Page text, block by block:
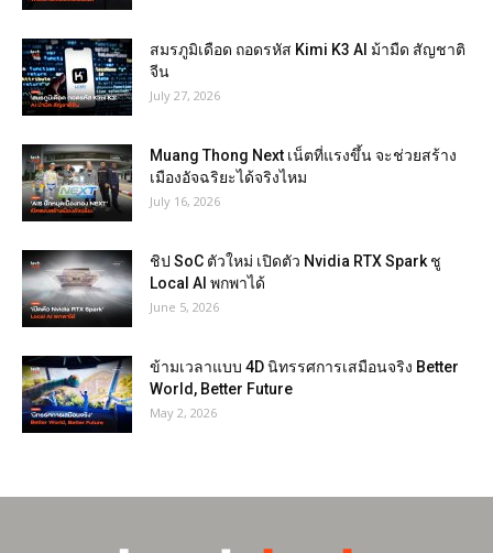
สมรภูมิเดือด ถอดรหัส Kimi K3 AI ม้ามืด สัญชาติ
จีน
July 27, 2026
Muang Thong Next เน็ตที่แรงขึ้น จะช่วยสร้าง
เมืองอัจฉริยะได้จริงไหม
July 16, 2026
ชิป SoC ตัวใหม่ เปิดตัว Nvidia RTX Spark ชู
Local AI พกพาได้
June 5, 2026
ข้ามเวลาแบบ 4D นิทรรศการเสมือนจริง Better
World, Better Future
May 2, 2026